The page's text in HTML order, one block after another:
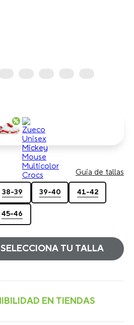
Guia de tallas
38-39 39-40 41-42
45-46
SELECCIONA TU TALLA